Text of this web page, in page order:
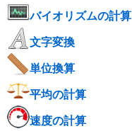
バイオリズムの計算
文字変換
単位換算
平均の計算
速度の計算